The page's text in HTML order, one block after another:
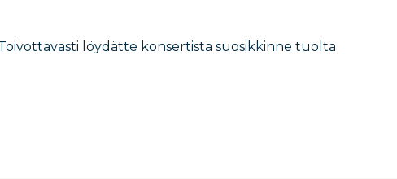
löydätte konsertista suosikkinne tuolta